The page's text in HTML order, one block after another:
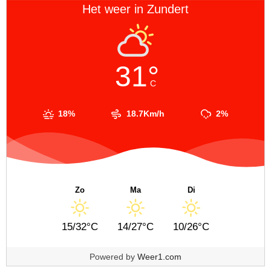
Het weer in Zundert
31°
C
18% 18.7Km/h 2%
Zo
15/32°C
Ma
14/27°C
Di
10/26°C
Powered by Weer1.com